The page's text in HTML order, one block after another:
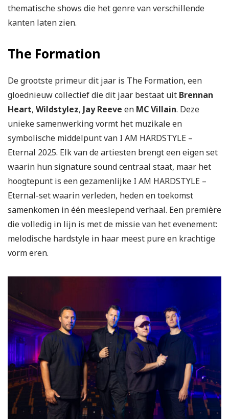
thematische shows die het genre van verschillende
kanten laten zien.
The Formation
De grootste primeur dit jaar is The Formation, een
gloednieuw collectief die dit jaar bestaat uit Brennan
Heart, Wildstylez, Jay Reeve en MC Villain. Deze
unieke samenwerking vormt het muzikale en
symbolische middelpunt van I AM HARDSTYLE –
Eternal 2025. Elk van de artiesten brengt een eigen set
waarin hun signature sound centraal staat, maar het
hoogtepunt is een gezamenlijke I AM HARDSTYLE –
Eternal-set waarin verleden, heden en toekomst
samenkomen in één meeslepend verhaal. Een première
die volledig in lijn is met de missie van het evenement:
melodische hardstyle in haar meest pure en krachtige
vorm eren.